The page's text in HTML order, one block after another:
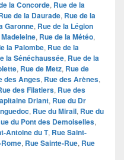
la Concorde, Rue de la
de la Daurade, Rue de la
Garonne, Rue de la Légion
, Rue de la Météo,
la Palombe, Rue de la
la Sénéchaussée, Rue de la
, Rue de Metz, Rue de
des Anges, Rue des Arènes,
des Filatiers, Rue des
Driant, Rue du Dr
, Rue du Mirail, Rue du
du Pont des Demoiselles,
Antoine du T, Rue Saint-
, Rue Sainte-Rue, Rue